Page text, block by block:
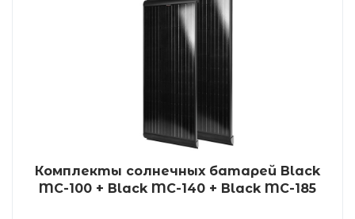
Комплекты солнечных батарей Black
MC-100 + Black MC-140 + Black MC-185